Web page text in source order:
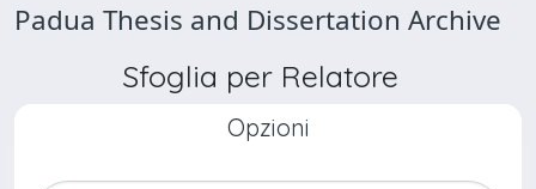
Padua Thesis and Dissertation Archive
Sfoglia per Relatore
Opzioni